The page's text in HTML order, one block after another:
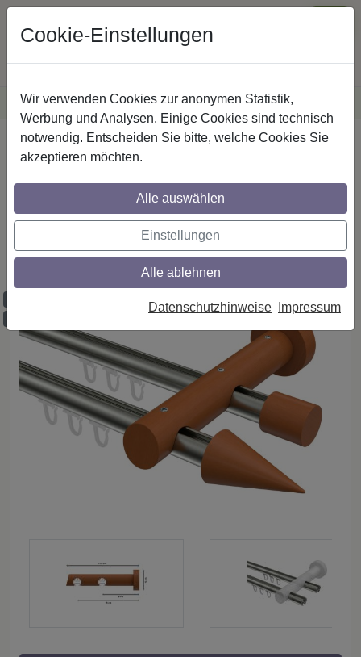
VersandkostenfreieLieferung innerhalb Deutschlands
Sichere Zahlung
Startseite Innenlaufstangen Aluminium / Holz
Gardinenstangen mit Innenlauf aus
Aluminium / Holz in 20 mm Ø, 2-läufig,
Modell TALENT - Siveo Edelstahl-Optik /
Kirschbaum lackiert
Cookie-Einstellungen
Wir verwenden Cookies zur anonymen Statistik,
Werbung und Analysen. Einige Cookies sind technisch
notwendig. Entscheiden Sie bitte, welche Cookies Sie
akzeptieren möchten.
Alle auswählen
Einstellungen
Alle ablehnen
Datenschutzhinweise Impressum